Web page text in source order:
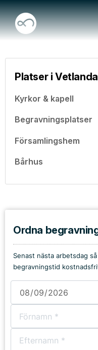
Platser i Vetlanda
Kyrkor & kapell
Begravningsplatser
Församlingshem
Bårhus
Ordna
Senast nästa arbetsdag
begravningstid